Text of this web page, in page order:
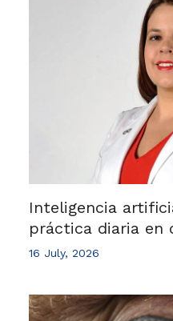
Inteligencia
práctica diaria en
16 July, 2026